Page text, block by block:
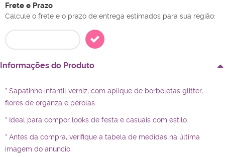
Frete e Prazo
Calcule o frete e o prazo de entrega estimados para sua região:
Informações do Produto
* Sapatinho infantil verniz, com aplique de borboletas glitter,
flores de organza e pérolas.
* Ideal para compor looks de festa e casuais com estilo.
* Antes da compra, verifique a tabela de medidas na última
imagem do anúncio.